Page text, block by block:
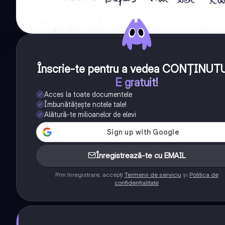
Înscrie-te pentru a vedea
E gratuit!
Acces la toate documentele
Îmbunătățește notele tale!
Alătură-te milioanelor de elevi
Înregistrează-te cu EMAIL
Prin înregistrare, accepți Termenii de serviciu și Politica de
confidențialitate